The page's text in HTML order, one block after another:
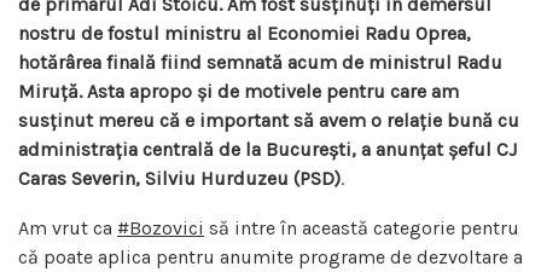
nostru de fostul ministru al Economiei Radu Oprea,
hotărârea finală fiind semnată acum de ministrul Radu
Miruță. Asta apropo și de motivele pentru care am
susținut mereu că e important să avem o relație bună cu
administrația centrală de la București, a anunțat șeful CJ
Caras Severin, Silviu Hurduzeu (PSD).
Am vrut ca #Bozovici să intre în această categorie pentru
că poate aplica pentru anumite programe de dezvoltare a